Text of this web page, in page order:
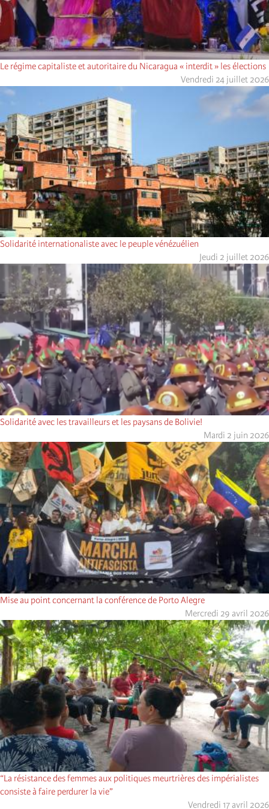
Le régime capitaliste et autoritaire du Nicaragua « interdit » les élections
Vendredi 24 juillet 2026
Solidarité internationaliste avec le peuple vénézuélien
Jeudi 2 juillet 2026
Solidarité avec les travailleurs et les paysans de Bolivie!
Mardi 2 juin 2026
Mise au point concernant la conférence de Porto Alegre
Mercredi 29 avril 2026
“La résistance des femmes aux politiques meurtrières des impérialistes
consiste à faire perdurer la vie”
Vendredi 17 avril 2026